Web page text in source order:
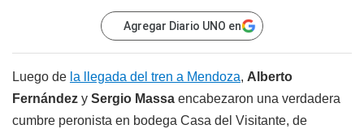
Agregar Diario UNO en
Luego de la llegada del tren a Mendoza, Alberto
Fernández y Sergio Massa encabezaron una verdadera
cumbre peronista en bodega Casa del Visitante, de